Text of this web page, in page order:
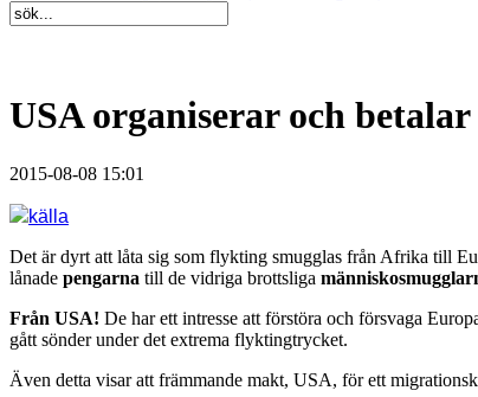
USA organiserar och
2015-08-08 15:01
källa
Det är dyrt att låta sig som flykting smugglas från Afrika till
lånade pengarna till de vidriga brottsliga
Från USA! De har ett intresse att förstöra och försvaga
gått sönder under det extrema flyktingtrycket.
Även detta visar att främmande makt, USA, för ett